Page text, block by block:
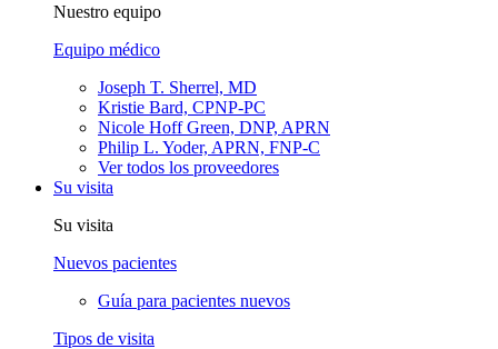
Nuestro equipo
Equipo médico
Joseph T. Sherrel, MD
Kristie Bard, CPNP-PC
Nicole Hoff Green, DNP, APRN
Philip L. Yoder, APRN, FNP-C
Ver todos los proveedores
Su visita
Su visita
Nuevos pacientes
Guía para pacientes nuevos
Tipos de visita